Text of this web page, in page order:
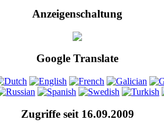
Anzeigenschaltung
Google Translate
Zugriffe seit 16.09.2009